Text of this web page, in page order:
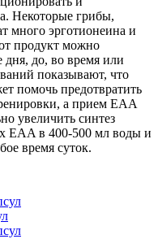
Некоторые грибы,
много эрготионеина и
продукт можно
дня, до, во время или
показывают, что
помочь предотвратить
а прием ЕАА
увеличить синтез
EAA в 400-500 мл воды и
время суток.